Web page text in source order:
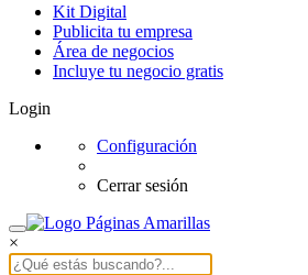
Kit Digital
Publicita tu empresa
Área de negocios
Incluye tu negocio gratis
Login
Configuración
Cerrar sesión
×